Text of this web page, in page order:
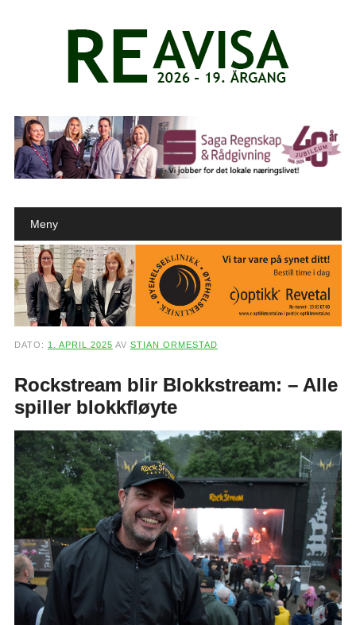
Main menu
Meny
DATO: 1. APRIL 2025 AV STIAN ORMESTAD
Rockstream blir Blokkstream: – Alle
spiller blokkfløyte